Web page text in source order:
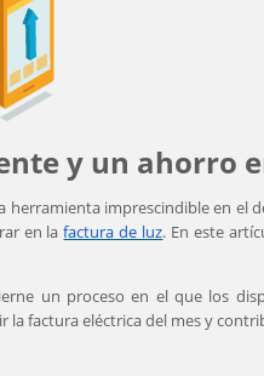
y un ahorro
imprescindible en el
en lafactura de luz. En este
un proceso en el que los
factura eléctrica del mes y